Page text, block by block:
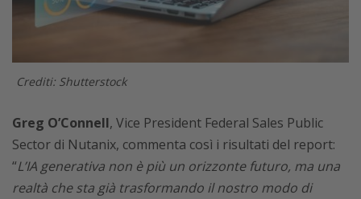
Crediti: Shutterstock
Greg O’Connell, Vice President Federal Sales Public
Sector di Nutanix, commenta così i risultati del report:
“L’IA generativa non è più un orizzonte futuro, ma una
realtà che sta già trasformando il nostro modo di